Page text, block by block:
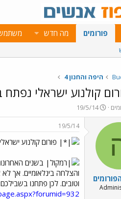
פורומים מה חדש
היפה והחנון 4
קולנוע ישראלי נפתח
פ
ו
ס
ם
ב
ת
ר
19/5/14
19/5/14
פורום קולנוע
בשנים
והצלחה בינלאומיים. אך
וטובים. לכן פתחנו